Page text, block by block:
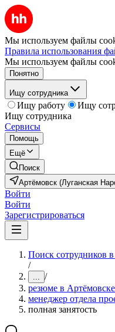
Мы используем файлы
Правила использования
Мы используем файлы
Понятно
Ищу сотрудника
Ищу работу
Ищу
Ищу сотрудника
Сервисы
Помощь
Ещё
Поиск
Артёмовск (Луганская
Войти
Войти
Зарегистрироваться
Поиск сотрудников
/
... /
резюме в
менеджер отдела
полная занятость